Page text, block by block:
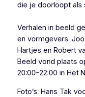
die je doorloopt als
Verhalen in beeld
en vormgevers.
Hartjes en Robert
Beeld vond plaats
20:00-22:00 in Het
Foto’s: Hans Tak